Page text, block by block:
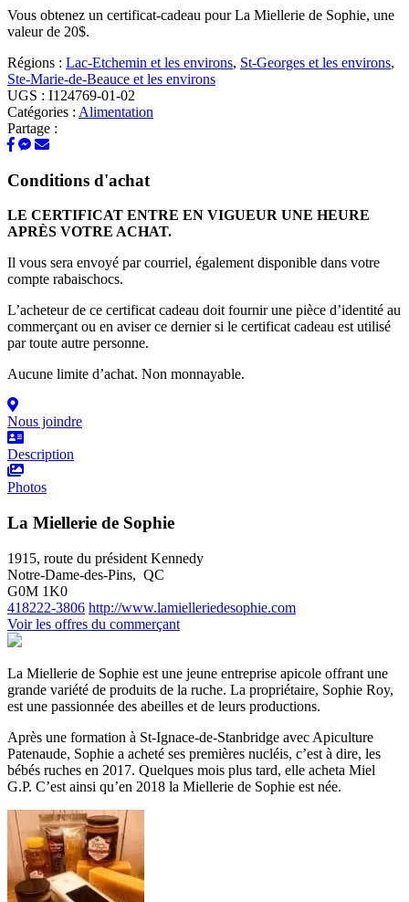
Vous obtenez un certificat-cadeau pour La Miellerie de Sophie, une
valeur de 20$.
Régions : Lac-Etchemin et les environs, St-Georges et les environs,
Ste-Marie-de-Beauce et les environs
UGS : I124769-01-02
Catégories : Alimentation
Partage :
Conditions d'achat
LE CERTIFICAT ENTRE EN VIGUEUR UNE HEURE
APRÈS VOTRE ACHAT.
Il vous sera envoyé par courriel, également disponible dans votre
compte rabaischocs.
L’acheteur de ce certificat cadeau doit fournir une pièce d’identité au
commerçant ou en aviser ce dernier si le certificat cadeau est utilisé
par toute autre personne.
Aucune limite d’achat. Non monnayable.
Nous joindre
Description
Photos
La Miellerie de Sophie
1915, route du président Kennedy
Notre-Dame-des-Pins, QC
G0M 1K0
418222-3806 http://www.lamielleriedesophie.com
Voir les offres du commerçant
La Miellerie de Sophie est une jeune entreprise apicole offrant une
grande variété de produits de la ruche. La propriétaire, Sophie Roy,
est une passionnée des abeilles et de leurs productions.
Après une formation à St-Ignace-de-Stanbridge avec Apiculture
Patenaude, Sophie a acheté ses premières nucléis, c’est à dire, les
bébés ruches en 2017. Quelques mois plus tard, elle acheta Miel
G.P. C’est ainsi qu’en 2018 la Miellerie de Sophie est née.